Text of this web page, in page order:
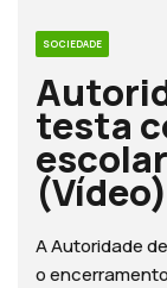
SOCIEDADE
testa
(Vídeo)
A Autoridade
o